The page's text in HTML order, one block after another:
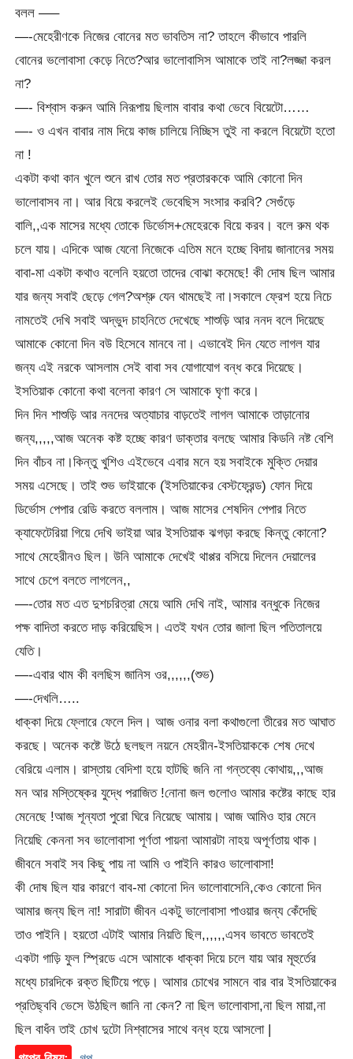
বলল —–
—-মেহেরীণকে নিজের বোনের মত ভাবতিস না? তাহলে কীভাবে পারলি
বোনের ভলোবাসা কেড়ে নিতে?আর ভালোবাসিস আমাকে তাই না?লজ্জা করল
না?
—- বিশ্বাস করুন আমি নিরূপায় ছিলাম বাবার কথা ভেবে বিয়েটো……
—- ও এখন বাবার নাম দিয়ে কাজ চালিয়ে নিচ্ছিস তুই না করলে বিয়েটো হতো
না !
একটা কথা কান খুলে শুনে রাখ তোর মত প্রতারককে আমি কোনো দিন
ভালোবাসব না। আর বিয়ে করলেই ভেবেছিস সংসার করবি? সেগুঁড়ে
বালি,,এক মাসের মধ্যে তোকে ডির্ভোস+মেহেরকে বিয়ে করব। বলে রুম থক
চলে যায়। এদিকে আজ যেনো নিজেকে এতিম মনে হচ্ছে বিদায় জানানের সময়
বাবা-মা একটা কথাও বলেনি হয়তো তাদের বোঝা কমেছে! কী দোষ ছিল আমার
যার জন্য সবাই ছেড়ে গেল?অশ্রু যেন থামছেই না।সকালে ফ্রেশ হয়ে নিচে
নামতেই দেখি সবাই অদ্ভুদ চাহনিতে দেখেছে শাশুড়ি আর ননদ বলে দিয়েছে
আমাকে কোনো দিন বউ হিসেবে মানবে না। এভাবেই দিন যেতে লাগল যার
জন্য এই নরকে আসলাম সেই বাবা সব যোগাযোগ বন্ধ করে দিয়েছে।
ইসতিয়াক কোনো কথা বলেনা কারণ সে আমাকে ঘৃণা করে।
দিন দিন শাশুড়ি আর ননদের অত্যাচার বাড়তেই লাগল আমাকে তাড়ানোর
জন্য,,,,,আজ অনেক কষ্ট হচ্ছে কারণ ডাক্তার বলছে আমার কিডনি নষ্ট বেশি
দিন বাঁচব না।কিন্তু খুশিও এইভেবে এবার মনে হয় সবাইকে মুক্তি দেয়ার
সময় এসেছে। তাই শুভ ভাইয়াকে (ইসতিয়াকের বেস্টফ্রেন্ড) ফোন দিয়ে
ডির্ভোস পেপার রেডি করতে বললাম। আজ মাসের শেষদিন পেপার নিতে
ক্যাফেটেরিয়া গিয়ে দেখি ভাইয়া আর ইসতিয়াক ঝগড়া করছে কিন্তু কোনো?
সাথে মেহেরীনও ছিল। উনি আমাকে দেখেই থাপ্পর বসিয়ে দিলেন দেয়ালের
সাথে চেপে বলতে লাগলেন,,
—-তোর মত এত দুশচরিত্রা মেয়ে আমি দেখি নাই, আমার বন্ধুকে নিজের
পক্ষ বাদিতা করতে দাড় করিয়েছিস। এতই যখন তোর জালা ছিল পতিতালয়ে
যেতি।
—-এবার থাম কী বলছিস জানিস ওর,,,,,,(শুভ)
—-দেখলি…..
ধাক্কা দিয়ে ফ্লোরে ফেলে দিল। আজ ওনার বলা কথাগুলো তীরের মত আঘাত
করছে। অনেক কষ্টে উঠে ছলছল নয়নে মেহরীন-ইসতিয়াককে শেষ দেখে
বেরিয়ে এলাম। রাস্তায় বেদিশা হয়ে হাটছি জনি না গন্তব্যে কোথায়,,,আজ
মন আর মস্তিষ্কের যুদ্ধে পরাজিত !নোনা জল গুলোও আমার কষ্টের কাছে হার
মেনেছে !আজ শূন্যতা পুরো ঘিরে নিয়েছে আমায়। আজ আমিও হার মেনে
নিয়েছি কেননা সব ভালোবাসা পূর্ণতা পায়না আমারটা নাহয় অপূর্ণতায় থাক।
জীবনে সবাই সব কিছু পায় না আমি ও পাইনি কারও ভালোবাসা!
কী দোষ ছিল যার কারণে বাব-মা কোনো দিন ভালোবাসেনি,কেও কোনো দিন
আমার জন্য ছিল না! সারাটা জীবন একটু ভালোবাসা পাওয়ার জন্য কেঁদেছি
তাও পাইনি। হয়তো এটাই আমার নিয়তি ছিল,,,,,,এসব ভাবতে ভাবতেই
একটা গাড়ি ফুল স্প্রিডে এসে আমাকে ধাক্কা দিয়ে চলে যায় আর মূহুর্তের
মধ্যে চারদিকে রক্ত ছিটিয়ে পড়ে। আমার চোখের সামনে বার বার ইসতিয়াকের
প্রতিছ্ববি­ ভেসে উঠছিল জানি না কেন? না ছিল ভালোবাসা,না ছিল মায়া,না
ছিল বাধঁন তাই চোখ দুটো নিশ্বাসের সাথে বন্ধ হয়ে আসলো |